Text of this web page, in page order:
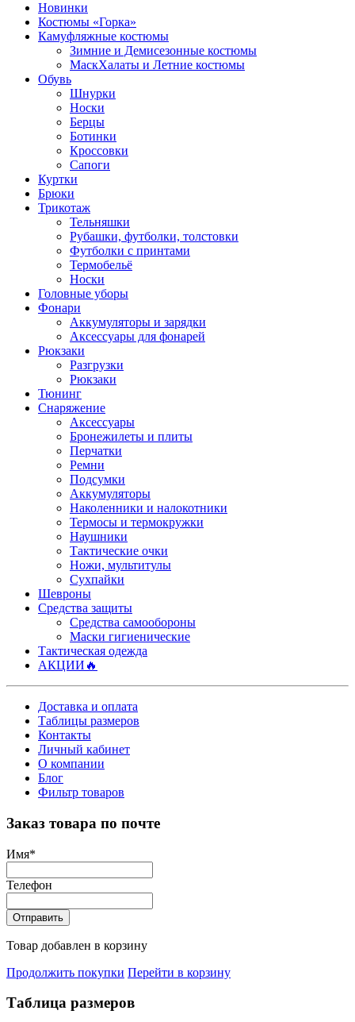
Новинки
Костюмы «Горка»
Камуфляжные костюмы
Зимние и Демисезонные костюмы
МаскХалаты и Летние костюмы
Обувь
Шнурки
Носки
Берцы
Ботинки
Кроссовки
Сапоги
Куртки
Брюки
Трикотаж
Тельняшки
Рубашки, футболки, толстовки
Футболки с принтами
Термобельё
Носки
Головные уборы
Фонари
Аккумуляторы и зарядки
Аксессуары для фонарей
Рюкзаки
Разгрузки
Рюкзаки
Тюнинг
Снаряжение
Аксессуары
Бронежилеты и плиты
Перчатки
Ремни
Подсумки
Аккумуляторы
Наколенники и налокотники
Термосы и термокружки
Наушники
Тактические очки
Ножи, мультитулы
Сухпайки
Шевроны
Средства защиты
Средства самообороны
Маски гигиенические
Тактическая одежда
АКЦИИ🔥
Доставка и оплата
Таблицы размеров
Контакты
Личный кабинет
О компании
Блог
Фильтр товаров
Заказ товара по почте
Имя*
Телефон
Отправить
Товар добавлен в корзину
Продолжить покупки Перейти в корзину
Таблица размеров